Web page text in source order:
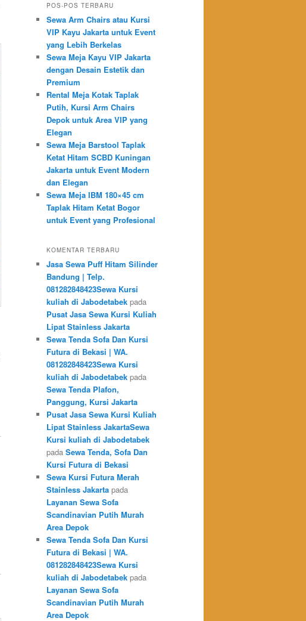
POS-POS TERBARU
Sewa Arm Chairs atau Kursi
VIP Kayu Jakarta untuk Event
yang Lebih Berkelas
Sewa Meja Kayu VIP Jakarta
dengan Desain Estetik dan
Premium
Rental Meja Kotak Taplak
Putih, Kursi Arm Chairs
Depok untuk Area VIP yang
Elegan
Sewa Meja Barstool Taplak
Ketat Hitam SCBD Kuningan
Jakarta untuk Event Modern
dan Elegan
Sewa Meja IBM 180×45 cm
Taplak Hitam Ketat Bogor
untuk Event yang Profesional
KOMENTAR TERBARU
Jasa Sewa Puff Hitam Silinder
Bandung | Telp.
081282848423Sewa Kursi
kuliah di Jabodetabek pada
Pusat Jasa Sewa Kursi Kuliah
Lipat Stainless Jakarta
Sewa Tenda Sofa Dan Kursi
Futura di Bekasi | WA.
081282848423Sewa Kursi
kuliah di Jabodetabek pada
Sewa Tenda Plafon,
Panggung, Kursi Jakarta
Pusat Jasa Sewa Kursi Kuliah
Lipat Stainless JakartaSewa
Kursi kuliah di Jabodetabek
pada Sewa Tenda, Sofa Dan
Kursi Futura di Bekasi
Sewa Kursi Futura Merah
Stainless Jakarta pada
Layanan Sewa Sofa
Scandinavian Putih Murah
Area Depok
Sewa Tenda Sofa Dan Kursi
Futura di Bekasi | WA.
081282848423Sewa Kursi
kuliah di Jabodetabek pada
Layanan Sewa Sofa
Scandinavian Putih Murah
Area Depok